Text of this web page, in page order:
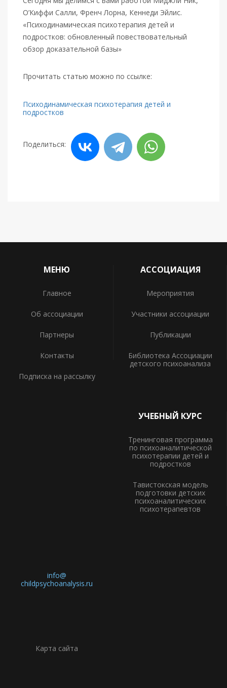
О’Киффи Салли, Френч Лорна, Кеннеди Эйлис.
«Психодинамическая психотерапия детей и
подростков: обновленный повествовательный
обзор доказательной базы»
Прочитать статью можно по ссылке:
Психодинамическая психотерапия детей и
подростков
Поделиться:
МЕНЮ
Главное
Об ассоциации
Партнеры
Контакты
Подписка на рассылку
АССОЦИАЦИЯ
Мероприятия
Участники ассоциации
Публикации
Библиотека Ассоциации
детского психоанализа
УЧЕБНЫЙ КУРС
Тренинговая программа
по психоаналитической
психотерапии детей и
подростков
Тавистокская модель
подготовки детских
психоаналитических
психотерапевтов
info@
childpsychoanalysis.ru
Карта сайта